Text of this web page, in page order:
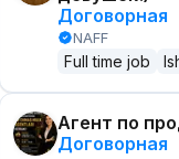
Договорная
NAFF
Full time job
Агент по
Договорная